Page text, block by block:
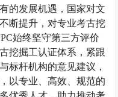
的发展机遇，国家对文
断提升，对专业考古挖
始终坚守第三方评价
挖掘工认证体系，紧跟
标杆机构的意见建议，
以专业、高效、规范的